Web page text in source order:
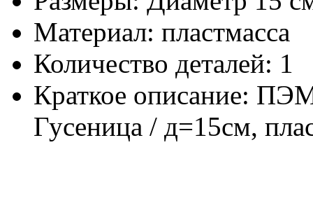
Материал: пластмасса
Количество деталей: 1
Краткое описание:
Гусеница / д=15см,